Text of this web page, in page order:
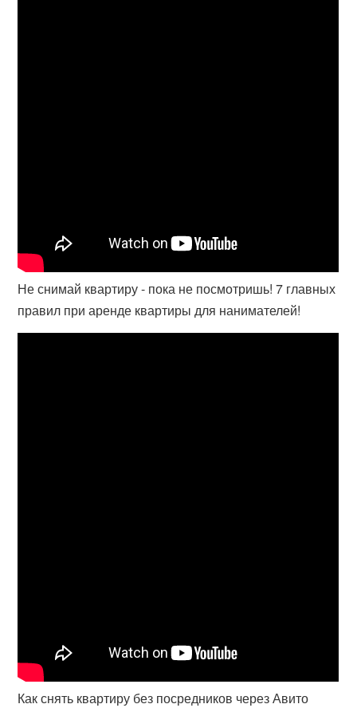
Не снимай квартиру - пока не посмотришь! 7 главных
правил при аренде квартиры для нанимателей!
Как снять квартиру без посредников через Авито